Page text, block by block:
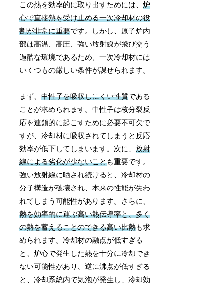
この熱を効率的に取り出すためには、炉
心で直接熱を受け止める一次冷却材の役
割が非常に重要です。しかし、原子炉内
部は高温、高圧、強い放射線が飛び交う
過酷な環境であるため、一次冷却材には
いくつもの厳しい条件が課せられます。
まず、中性子を吸収しにくい性質である
ことが求められます。中性子は核分裂反
応を連鎖的に起こすために必要不可欠で
すが、冷却材に吸収されてしまうと反応
効率が低下してしまいます。次に、放射
線による劣化が少ないことも重要です。
強い放射線に晒され続けると、冷却材の
分子構造が破壊され、本来の性能が失わ
れてしまう可能性があります。さらに、
熱を効率的に運ぶ高い熱伝導率と、多く
の熱を蓄えることのできる高い比熱も求
められます。冷却材の融点が低すぎる
と、炉心で発生した熱を十分に冷却でき
ない可能性があり、逆に沸点が低すぎる
と、冷却系統内で気泡が発生し、冷却効